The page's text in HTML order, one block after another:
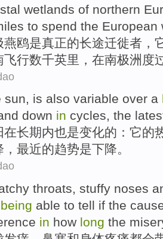
wetlands of northern
to spend the European
燕鸥是真正的长途迁徙者 ，
飞行数千英里 ，在南极洲 度
sun, is also variable over a
down in cycles, the
在长期内也是变化的： 它的
， 最近的趋势是下降。
throats, stuffy noses
being able to tell if the
in how long the